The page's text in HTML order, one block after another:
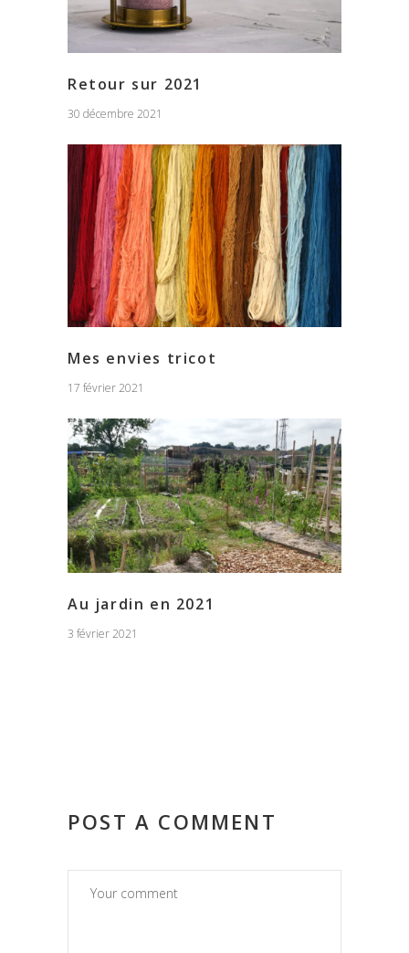
Retour sur 2021
30 décembre 2021
Mes envies tricot
17 février 2021
Au jardin en 2021
3 février 2021
POST A COMMENT